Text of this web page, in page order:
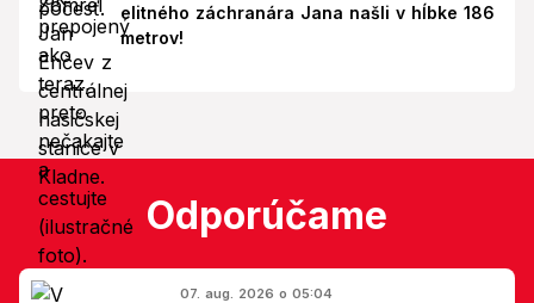
elitného záchranára Jana našli v hĺbke 186
metrov!
Odporúčame
07. aug. 2026 o 05:04